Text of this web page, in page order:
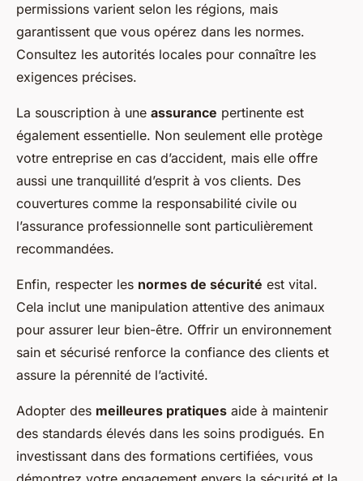
permissions varient selon les régions, mais
garantissent que vous opérez dans les normes.
Consultez les autorités locales pour connaître les
exigences précises.
La souscription à une assurance pertinente est
également essentielle. Non seulement elle protège
votre entreprise en cas d’accident, mais elle offre
aussi une tranquillité d’esprit à vos clients. Des
couvertures comme la responsabilité civile ou
l’assurance professionnelle sont particulièrement
recommandées.
Enfin, respecter les normes de sécurité est vital.
Cela inclut une manipulation attentive des animaux
pour assurer leur bien-être. Offrir un environnement
sain et sécurisé renforce la confiance des clients et
assure la pérennité de l’activité.
Adopter des meilleures pratiques aide à maintenir
des standards élevés dans les soins prodigués. En
investissant dans des formations certifiées, vous